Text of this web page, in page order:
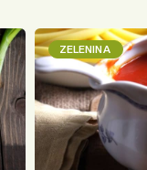
ZELENINA